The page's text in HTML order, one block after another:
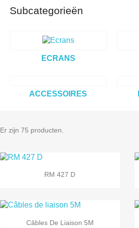
Subcategorieën
ECRANS
ACCESSOIRES
Er zijn 75 producten.
Snel bekijken
RM 427 D
 Snel bekijken
Câbles De Liaison 5M